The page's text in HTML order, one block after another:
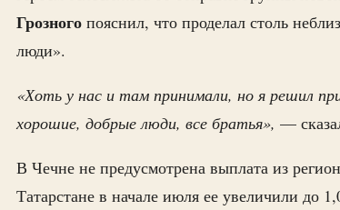
Грозного пояснил, что проделал столь
люди».
«Хоть у нас и там принимали, но я решил
хорошие, добрые люди, все братья», —
В Чечне не предусмотрена выплата из
Татарстане в начале июля ее увеличили до